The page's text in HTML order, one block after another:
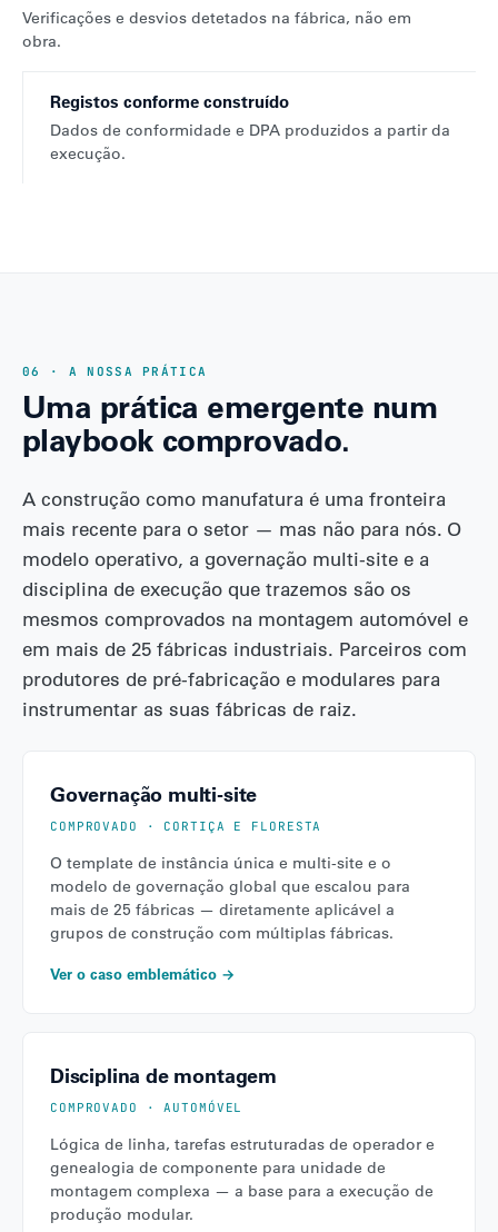
Verificações e desvios detetados na fábrica, não em
obra.
Registos conforme construído
Dados de conformidade e DPA produzidos a partir da
execução.
06 · A NOSSA PRÁTICA
Uma prática emergente num
playbook comprovado.
A construção como manufatura é uma fronteira
mais recente para o setor — mas não para nós. O
modelo operativo, a governação multi-site e a
disciplina de execução que trazemos são os
mesmos comprovados na montagem automóvel e
em mais de 25 fábricas industriais. Parceiros com
produtores de pré-fabricação e modulares para
instrumentar as suas fábricas de raiz.
Governação multi-site
COMPROVADO · CORTIÇA E FLORESTA
O template de instância única e multi-site e o
modelo de governação global que escalou para
mais de 25 fábricas — diretamente aplicável a
grupos de construção com múltiplas fábricas.
Ver o caso emblemático →
Disciplina de montagem
COMPROVADO · AUTOMÓVEL
Lógica de linha, tarefas estruturadas de operador e
genealogia de componente para unidade de
montagem complexa — a base para a execução de
produção modular.